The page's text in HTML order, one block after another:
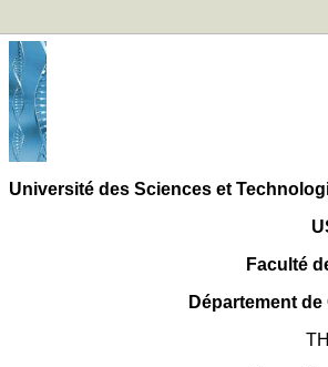
Université des Sciences et
Faculté
Département